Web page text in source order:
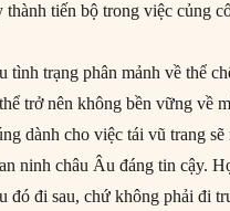
thành tiến bộ trong việc củng
tình trạng phân mảnh về thể
trở nên không bền vững về
dành cho việc tái vũ trang
ninh châu Âu đáng tin cậy.
đó đi sau, chứ không phải đi